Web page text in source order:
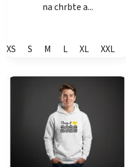
na chrbte a...
XS S M L XL XXL